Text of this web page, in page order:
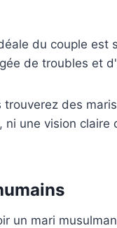
du couple est
de troubles et
des
une vision claire
un mari